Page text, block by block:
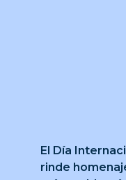
El Día
rinde